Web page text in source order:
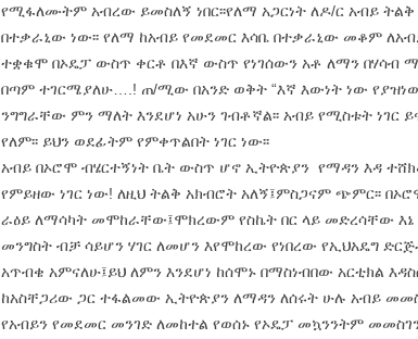
የሚፋለሙትም አብረው ይመስለኝ ነበር፡፡የለማ አጋርነት ለዶ/ር አብይ ትልቅ
በተቃራኒው ነው፡፡ የለማ ከአብይ የመደመር እሳቤ በተቃራኒው መቆም
ተቋቁሞ በኦዴፓ ውስጥ ቀርቶ በእኛ ውስጥ የነገሰውን አቶ ለማን በሃሳብ
በጣም ተገርሜያለሁ….! ጠ/ሚው በአንድ ወቅት “እኛ እውነት ነው
ንግግራቸው ምን ማለት እንደሆነ አሁን ገብቶኛል፡፡ አብይ የሚስቱት ነገር
የለም፡፡ ይህን ወደፊትም የምቀጥልበት ነገር ነው፡፡
አብይ በኦሮሞ ብሄርተኝነት ቤት ውስጥ ሆኖ ኢትዮጵያን የማዳን እዳ
የምይዘው ነገር ነው! ለዚህ ትልቅ አክብሮት አለኝ፤ምስጋናም ጭምር፡፡
ራዕይ ለማሳካት መሞከራቸው፤ሞክረውም የስኬት በር ላይ መድረሳቸው እኔ
መንግስት ብቻ ሳይሆን ሃገር ለመሆን እየሞከረው የነበረው የኢህአዴግ
አጥብቄ አምናለሁ፤ይህ ለምን እንደሆነ ከሰሞኑ በማስነብበው አርቲክል
ከአስቸጋሪው ጋር ተፋልመው ኢትዮጵያን ለማዳን ለሰሩት ሁሉ አብይ
የአብይን የመደመር መንገድ ለመከተል የወሰኑ የኦዴፓ መኳንንትም መመስገን